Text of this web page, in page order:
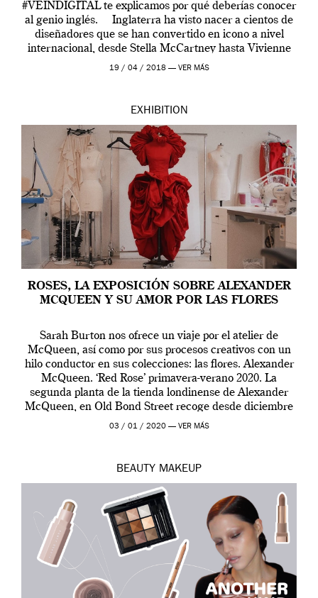
#VEINDIGITAL te explicamos por qué deberías conocer
al genio inglés. Inglaterra ha visto nacer a cientos de
diseñadores que se han convertido en icono a nivel
internacional, desde Stella McCartney hasta Vivienne
Westwood pasando […]
19 / 04 / 2018 — VER MÁS
EXHIBITION
ROSES, LA EXPOSICIÓN SOBRE ALEXANDER
MCQUEEN Y SU AMOR POR LAS FLORES
Sarah Burton nos ofrece un viaje por el atelier de
McQueen, así como por sus procesos creativos con un
hilo conductor en sus colecciones: las flores. Alexander
McQueen. ‘Red Rose’ primavera-verano 2020. La
segunda planta de la tienda londinense de Alexander
McQueen, en Old Bond Street recoge desde diciembre
de 2019 hasta final de abril […]
03 / 01 / 2020 — VER MÁS
BEAUTY MAKEUP